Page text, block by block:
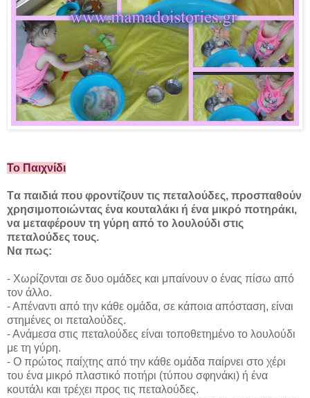
Το Παιχνίδι
Tα παιδιά που φροντίζουν τις πεταλούδες, προσπαθούν
χρησιμοποιώντας ένα κουταλάκι ή ένα μικρό ποτηράκι,
να μεταφέρουν τη γύρη από το λουλούδι στις
πεταλούδες τους.
Να πως:
- Χωρίζονται σε δυο ομάδες και μπαίνουν ο ένας πίσω από
τον άλλο.
- Απέναντι από την κάθε ομάδα, σε κάποια απόσταση, είναι
στημένες οι πεταλούδες.
- Ανάμεσα στις πεταλούδες είναι τοποθετημένο το λουλούδι
με τη γύρη.
- Ο πρώτος παίχτης από την κάθε ομάδα παίρνει στο χέρι
του ένα μικρό πλαστικό ποτήρι (τύπου σφηνάκι) ή ένα
κουτάλι και τρέχει προς τις πεταλούδες.